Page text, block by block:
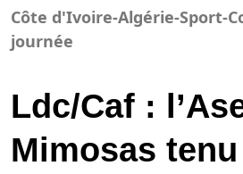
Côte d'Ivoire-Algérie-Sport-
journée
Ldc/Caf :
Mimosas